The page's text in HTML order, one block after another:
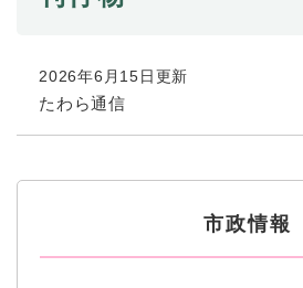
2026年6月15日更新
たわら通信
市政情報